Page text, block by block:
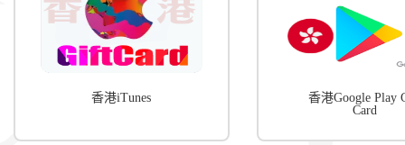
香港iTunes
香港Google Play
Card